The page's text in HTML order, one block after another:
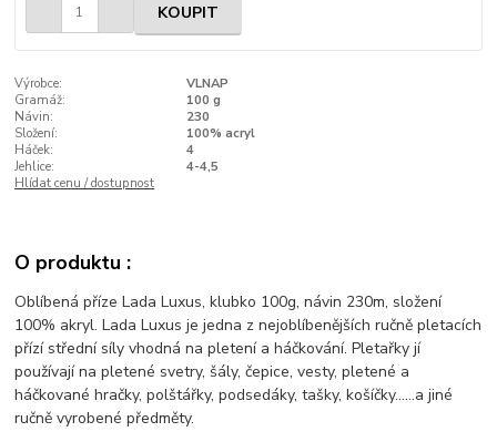
KOUPIT
Výrobce:
VLNAP
Gramáž:
100 g
Návin:
230
Složení:
100% acryl
Háček:
4
Jehlice:
4-4,5
Hlídat cenu / dostupnost
O produktu :
Oblíbená příze Lada Luxus, klubko 100g, návin 230m, složení
100% akryl. Lada Luxus je jedna z nejoblíbenějších ručně pletacích
přízí střední síly vhodná na pletení a háčkování. Pletařky jí
používají na pletené svetry, šály, čepice, vesty, pletené a
háčkované hračky, polštářky, podsedáky, tašky, košíčky......a jiné
ručně vyrobené předměty.